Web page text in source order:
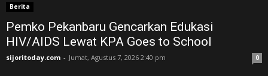
Berita
Pemko Pekanbaru Gencarkan Edukasi
HIV/AIDS Lewat KPA Goes to School
sijoritoday.com - Jumat, Agustus 7, 2026 2:40 pm 0